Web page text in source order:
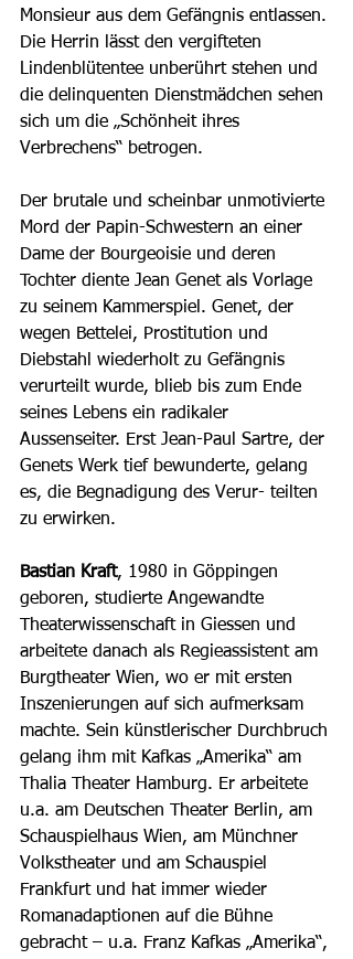
Monsieur aus dem Gefängnis entlassen.
Die Herrin lässt den vergifteten
Lindenblütentee unberührt stehen und
die delinquenten Dienstmädchen sehen
sich um die „Schönheit ihres
Verbrechens“ betrogen.
Der brutale und scheinbar unmotivierte
Mord der Papin-Schwestern an einer
Dame der Bourgeoisie und deren
Tochter diente Jean Genet als Vorlage
zu seinem Kammerspiel. Genet, der
wegen Bettelei, Prostitution und
Diebstahl wiederholt zu Gefängnis
verurteilt wurde, blieb bis zum Ende
seines Lebens ein radikaler
Aussenseiter. Erst Jean-Paul Sartre, der
Genets Werk tief bewunderte, gelang
es, die Begnadigung des Verur- teilten
zu erwirken.
Bastian Kraft, 1980 in Göppingen
geboren, studierte Angewandte
Theaterwissenschaft in Giessen und
arbeitete danach als Regieassistent am
Burgtheater Wien, wo er mit ersten
Inszenierungen auf sich aufmerksam
machte. Sein künstlerischer Durchbruch
gelang ihm mit Kafkas „Amerika“ am
Thalia Theater Hamburg. Er arbeitete
u.a. am Deutschen Theater Berlin, am
Schauspielhaus Wien, am Münchner
Volkstheater und am Schauspiel
Frankfurt und hat immer wieder
Romanadaptionen auf die Bühne
gebracht – u.a. Franz Kafkas „Amerika“,